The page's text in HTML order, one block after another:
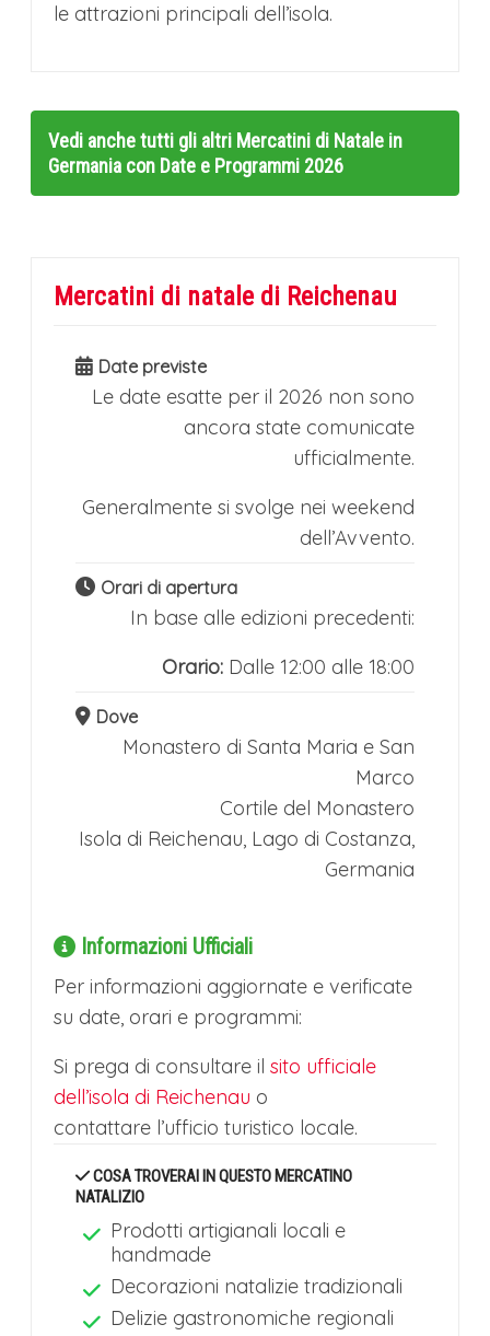
le attrazioni principali dell’isola.
Vedi anche tutti gli altri Mercatini di Natale in
Germania con Date e Programmi 2026
Mercatini di natale di Reichenau
Date previste
Le date esatte per il 2026 non sono
ancora state comunicate
ufficialmente.
Generalmente si svolge nei weekend
dell’Avvento.
Orari di apertura
In base alle edizioni precedenti:
Orario: Dalle 12:00 alle 18:00
Dove
Monastero di Santa Maria e San
Marco
Cortile del Monastero
Isola di Reichenau, Lago di Costanza,
Germania
Informazioni Ufficiali
Per informazioni aggiornate e verificate
su date, orari e programmi:
Si prega di consultare il sito ufficiale
dell’isola di Reichenau o
contattare l’ufficio turistico locale.
COSA TROVERAI IN QUESTO MERCATINO
NATALIZIO
Prodotti artigianali locali e
handmade
Decorazioni natalizie tradizionali
Delizie gastronomiche regionali